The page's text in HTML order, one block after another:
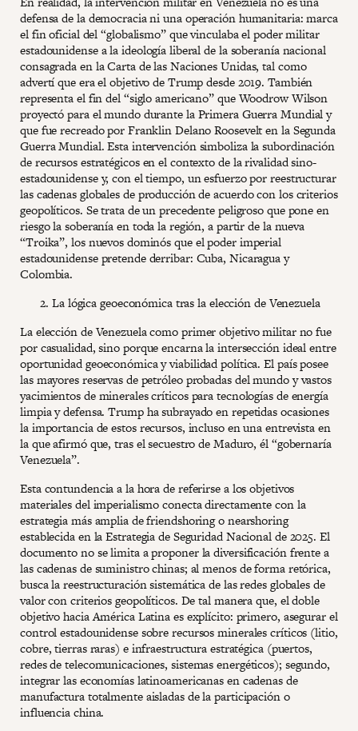
defensa de la democracia ni una operación humanitaria: marca
el fin oficial del “globalismo” que vinculaba el poder militar
estadounidense a la ideología liberal de la soberanía nacional
consagrada en la Carta de las Naciones Unidas, tal como
advertí que era el objetivo de Trump desde 2019. También
representa el fin del “siglo americano” que Woodrow Wilson
proyectó para el mundo durante la Primera Guerra Mundial y
que fue recreado por Franklin Delano Roosevelt en la Segunda
Guerra Mundial. Esta intervención simboliza la subordinación
de recursos estratégicos en el contexto de la rivalidad sino-
estadounidense y, con el tiempo, un esfuerzo por reestructurar
las cadenas globales de producción de acuerdo con los criterios
geopolíticos. Se trata de un precedente peligroso que pone en
riesgo la soberanía en toda la región, a partir de la nueva
“Troika”, los nuevos dominós que el poder imperial
estadounidense pretende derribar: Cuba, Nicaragua y
Colombia.
La lógica geoeconómica tras la elección de Venezuela
La elección de Venezuela como primer objetivo militar no fue
por casualidad, sino porque encarna la intersección ideal entre
oportunidad geoeconómica y viabilidad política. El país posee
las mayores reservas de petróleo probadas del mundo y vastos
yacimientos de minerales críticos para tecnologías de energía
limpia y defensa. Trump ha subrayado en repetidas ocasiones
la importancia de estos recursos, incluso en una entrevista en
la que afirmó que, tras el secuestro de Maduro, él “gobernaría
Venezuela”.
Esta contundencia a la hora de referirse a los objetivos
materiales del imperialismo conecta directamente con la
estrategia más amplia de friendshoring o nearshoring
establecida en la Estrategia de Seguridad Nacional de 2025. El
documento no se limita a proponer la diversificación frente a
las cadenas de suministro chinas; al menos de forma retórica,
busca la reestructuración sistemática de las redes globales de
valor con criterios geopolíticos. De tal manera que, el doble
objetivo hacia América Latina es explícito: primero, asegurar el
control estadounidense sobre recursos minerales críticos (litio,
cobre, tierras raras) e infraestructura estratégica (puertos,
redes de telecomunicaciones, sistemas energéticos); segundo,
integrar las economías latinoamericanas en cadenas de
manufactura totalmente aisladas de la participación o
influencia china.